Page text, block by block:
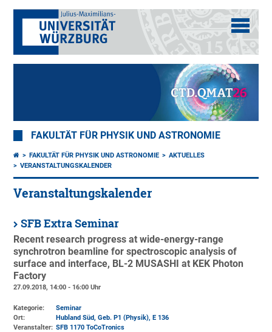
FAKULTÄT FÜR PHYSIK UND ASTRONOMIE
FAKULTÄT FÜR PHYSIK UND ASTRONOMIE
AKTUELLES
VERANSTALTUNGSKALENDER
Veranstaltungskalender
SFB Extra Seminar
Recent research progress at wide-energy-range
synchrotron beamline for spectroscopic analysis of
surface and interface, BL-2 MUSASHI at KEK Photon
Factory
27.09.2018, 14:00 - 16:00 Uhr
Kategorie:
Seminar
Ort:
Hubland Süd, Geb. P1 (Physik), E 136
Veranstalter: SFB 1170 ToCoTronics